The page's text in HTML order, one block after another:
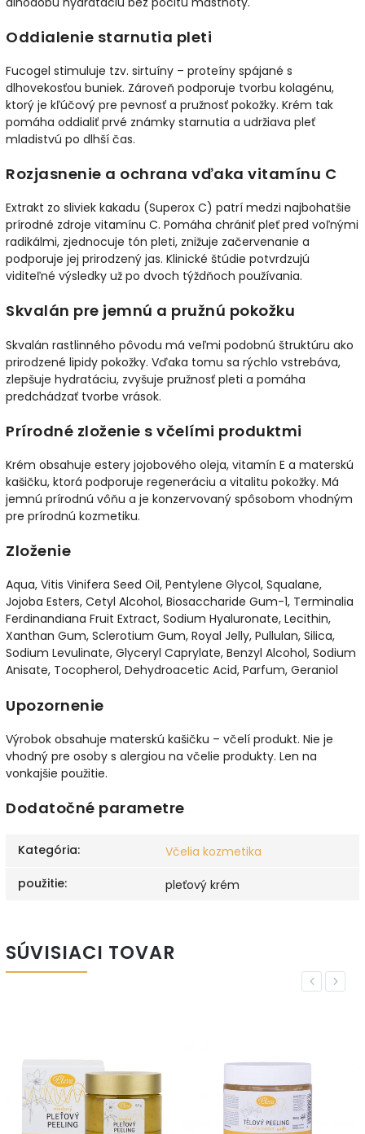
Oddialenie starnutia pleti
Fucogel stimuluje tzv. sirtuíny – proteíny spájané s
dlhovekosťou buniek. Zároveň podporuje tvorbu kolagénu,
ktorý je kľúčový pre pevnosť a pružnosť pokožky. Krém tak
pomáha oddialiť prvé známky starnutia a udržiava pleť
mladistvú po dlhší čas.
Rozjasnenie a ochrana vďaka vitamínu C
Extrakt zo sliviek kakadu (Superox C) patrí medzi najbohatšie
prírodné zdroje vitamínu C. Pomáha chrániť pleť pred voľnými
radikálmi, zjednocuje tón pleti, znižuje začervenanie a
podporuje jej prirodzený jas. Klinické štúdie potvrdzujú
viditeľné výsledky už po dvoch týždňoch používania.
Skvalán pre jemnú a pružnú pokožku
Skvalán rastlinného pôvodu má veľmi podobnú štruktúru ako
prirodzené lipidy pokožky. Vďaka tomu sa rýchlo vstrebáva,
zlepšuje hydratáciu, zvyšuje pružnosť pleti a pomáha
predchádzať tvorbe vrások.
Prírodné zloženie s včelími produktmi
Krém obsahuje estery jojobového oleja, vitamín E a materskú
kašičku, ktorá podporuje regeneráciu a vitalitu pokožky. Má
jemnú prírodnú vôňu a je konzervovaný spôsobom vhodným
pre prírodnú kozmetiku.
Zloženie
Aqua, Vitis Vinifera Seed Oil, Pentylene Glycol, Squalane,
Jojoba Esters, Cetyl Alcohol, Biosaccharide Gum-1, Terminalia
Ferdinandiana Fruit Extract, Sodium Hyaluronate, Lecithin,
Xanthan Gum, Sclerotium Gum, Royal Jelly, Pullulan, Silica,
Sodium Levulinate, Glyceryl Caprylate, Benzyl Alcohol, Sodium
Anisate, Tocopherol, Dehydroacetic Acid, Parfum, Geraniol
Upozornenie
Výrobok obsahuje materskú kašičku – včelí produkt. Nie je
vhodný pre osoby s alergiou na včelie produkty. Len na
vonkajšie použitie.
Dodatočné parametre
Kategória:
Včelia kozmetika
použitie: pleťový krém
SÚVISIACI TOVAR
Previous
Next